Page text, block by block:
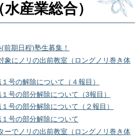
産業総合）
期日程)塾生募集！
象にノリの出前教室（ロングノリ巻き体
号の解除について（４報目）
号の部分解除について（3報目）
号の部分解除について（２報目）
号の部分解除について
ーでノリの出前教室（ロングノリ巻き体